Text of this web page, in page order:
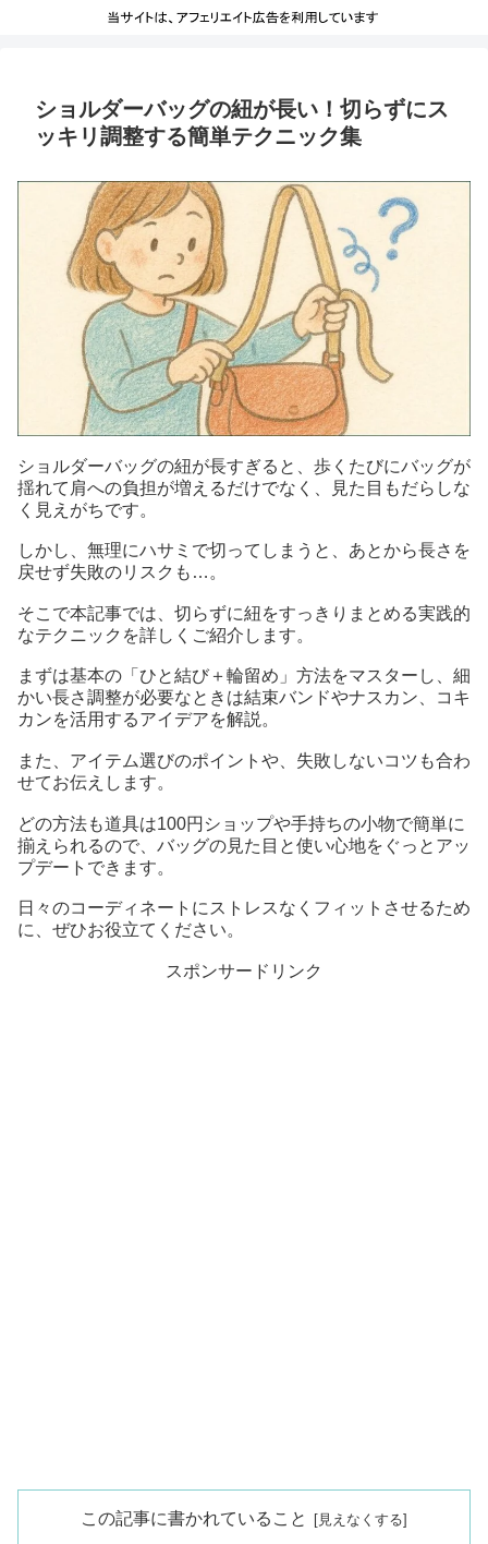
ショルダーバッグの紐が長い！切らずにス
ッキリ調整する簡単テクニック集
ショルダーバッグの紐が長すぎると、歩くたびにバッグが
揺れて肩への負担が増えるだけでなく、見た目もだらしな
く見えがちです。
しかし、無理にハサミで切ってしまうと、あとから長さを
戻せず失敗のリスクも…。
そこで本記事では、切らずに紐をすっきりまとめる実践的
なテクニックを詳しくご紹介します。
まずは基本の「ひと結び＋輪留め」方法をマスターし、細
かい長さ調整が必要なときは結束バンドやナスカン、コキ
カンを活用するアイデアを解説。
また、アイテム選びのポイントや、失敗しないコツも合わ
せてお伝えします。
どの方法も道具は100円ショップや手持ちの小物で簡単に
揃えられるので、バッグの見た目と使い心地をぐっとアッ
プデートできます。
日々のコーディネートにストレスなくフィットさせるため
に、ぜひお役立てください。
スポンサードリンク
この記事に書かれていること